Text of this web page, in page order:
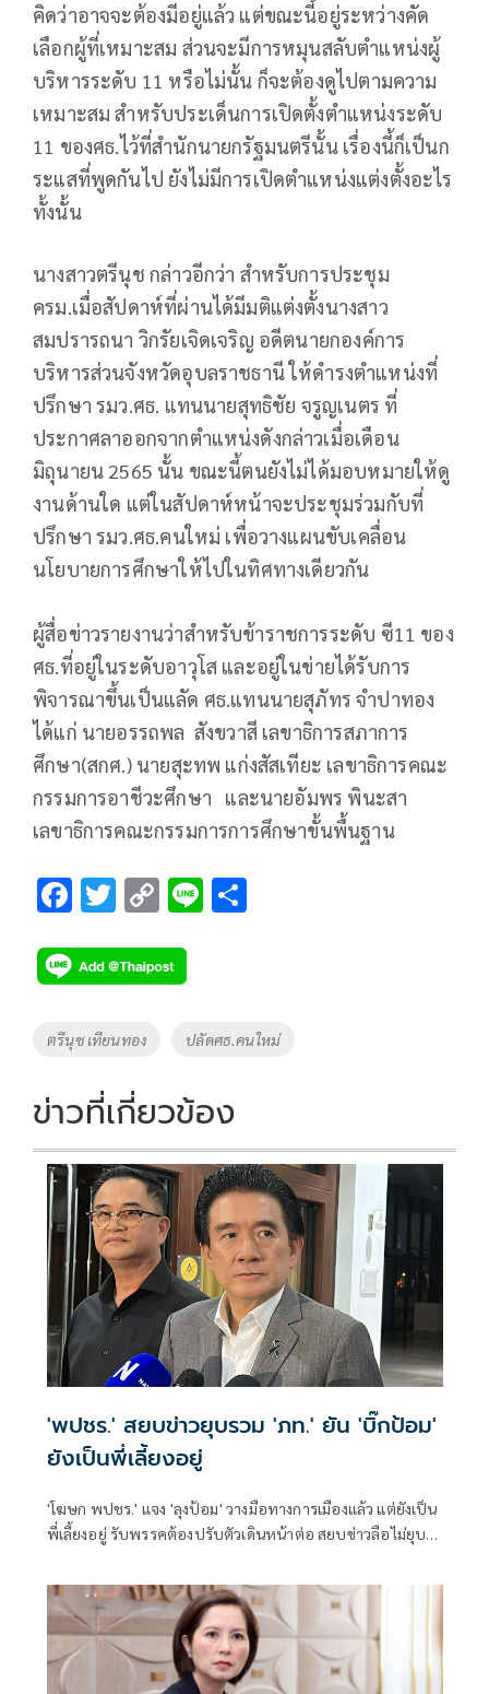
คิดว่าอาจจะต้องมีอยู่แล้ว แต่ขณะนี้อยู่ระหว่างคัด
เลือกผู้ที่เหมาะสม ส่วนจะมีการหมุนสลับตำแหน่งผู้
บริหารระดับ 11 หรือไม่นั้น ก็จะต้องดูไปตามความ
เหมาะสม สำหรับประเด็นการเปิดตั้งตำแหน่งระดับ
11 ของศธ.ไว้ที่สำนักนายกรัฐมนตรีนั้น เรื่องนี้ก็เป็นก
ระแสที่พูดกันไป ยังไม่มีการเปิดตำแหน่งแต่งตั้งอะไร
ทั้งนั้น
นางสาวตรีนุช กล่าวอีกว่า สำหรับการประชุม
ครม.เมื่อสัปดาห์ที่ผ่านได้มีมติแต่งตั้งนางสาว
สมปรารถนา วิกรัยเจิดเจริญ อดีตนายกองค์การ
บริหารส่วนจังหวัดอุบลราชธานี ให้ดำรงตำแหน่งที่
ปรึกษา รมว.ศธ. แทนนายสุทธิชัย จรูญเนตร ที่
ประกาศลาออกจากตำแหน่งดังกล่าวเมื่อเดือน
มิถุนายน 2565 นั้น ขณะนี้ตนยังไม่ได้มอบหมายให้ดู
งานด้านใด แต่ในสัปดาห์หน้าจะประชุมร่วมกับที่
ปรึกษา รมว.ศธ.คนใหม่ เพื่อวางแผนขับเคลื่อน
นโยบายการศึกษาให้ไปในทิศทางเดียวกัน
ผู้สื่อข่าวรายงานว่าสำหรับข้าราชการระดับ ซี11 ของ
ศธ.ที่อยู่ในระดับอาวุโส และอยู่ในข่ายได้รับการ
พิจารณาขึ้นเป็นแลัด ศธ.แทนนายสุภัทร จำปาทอง
ได้แก่ นายอรรถพล สังขวาสี เลขาธิการสภาการ
ศึกษา(สกศ.) นายสุะทพ แก่งสัสเทียะ เลขาธิการคณะ
กรรมการอาชีวะศึกษา และนายอัมพร พินะสา
เลขาธิการคณะกรรมการการศึกษาขั้นพื้นฐาน
F
e
b
o
k
T
tt
er
C
p
y
Li
k
Li
Tags
ตรีนุช เทียนทอง ปลัดศธ.คนใหม่
ข่าวที่เกี่ยวข้อง
'พปชร.' สยบข่าวยุบรวม 'ภท.' ยัน 'บิ๊กป้อม'
ยังเป็นพี่เลี้ยงอยู่
'โฆษก พปชร.' แจง 'ลุงป้อม' วางมือทางการเมืองแล้ว แต่ยังเป็น
พี่เลี้ยงอยู่ รับพรรคต้องปรับตัวเดินหน้าต่อ สยบข่าวลือไม่ยุบ